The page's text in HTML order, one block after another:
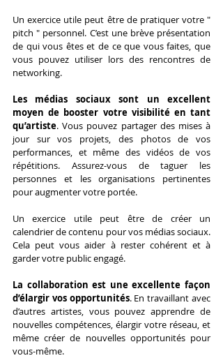
Un exercice utile peut être de pratiquer votre "
pitch " personnel. C’est une brève présentation
de qui vous êtes et de ce que vous faites, que
vous pouvez utiliser lors des rencontres de
networking.
Les médias sociaux sont un excellent
moyen de booster votre visibilité en tant
qu’artiste. Vous pouvez partager des mises à
jour sur vos projets, des photos de vos
performances, et même des vidéos de vos
répétitions. Assurez-vous de taguer les
personnes et les organisations pertinentes
pour augmenter votre portée.
Un exercice utile peut être de créer un
calendrier de contenu pour vos médias sociaux.
Cela peut vous aider à rester cohérent et à
garder votre public engagé.
La collaboration est une excellente façon
d’élargir vos opportunités. En travaillant avec
d’autres artistes, vous pouvez apprendre de
nouvelles compétences, élargir votre réseau, et
même créer de nouvelles opportunités pour
vous-même.